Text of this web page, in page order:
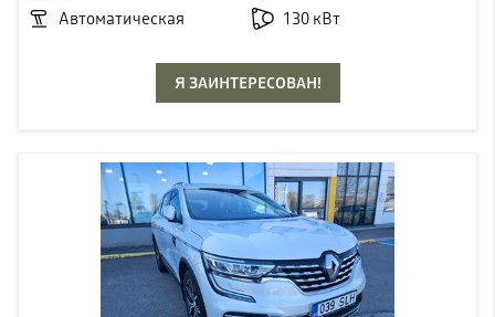
Автоматическая
130 кВт
Я ЗАИНТЕРЕСОВАН!